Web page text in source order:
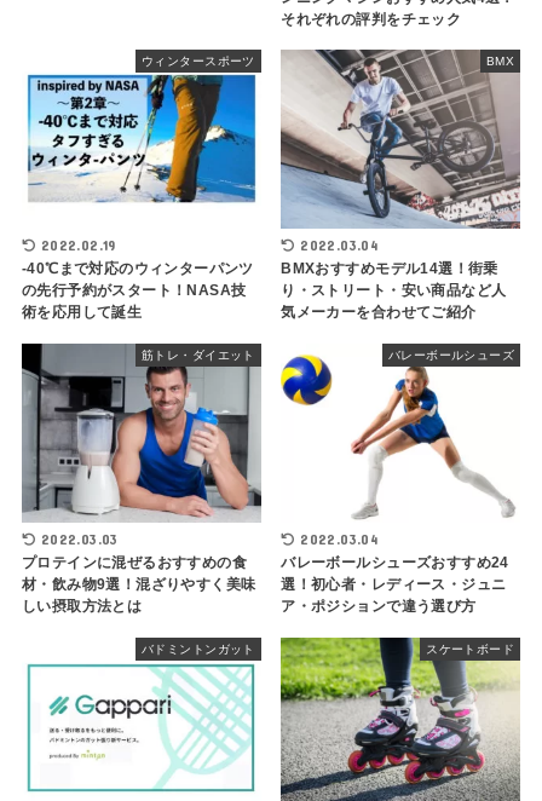
それぞれの評判をチェック
ウィンタースポーツ
2022.02.19
-40℃まで対応のウィンターパンツ
の先行予約がスタート！NASA技
術を応用して誕生
BMX
2022.03.04
BMXおすすめモデル14選！街乗
り・ストリート・安い商品など人
気メーカーを合わせてご紹介
筋トレ・ダイエット
2022.03.03
プロテインに混ぜるおすすめの食
材・飲み物9選！混ざりやすく美味
しい摂取方法とは
バレーボールシューズ
2022.03.04
バレーボールシューズおすすめ24
選！初心者・レディース・ジュニ
ア・ポジションで違う選び方
バドミントンガット スケートボード